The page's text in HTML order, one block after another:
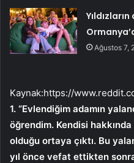
Ağustos 7,
Kaynak:https://
1. “Evlendiğim adamın
öğrendim. Kendisi
olduğu ortaya çıktı. Bu
yıl önce vefat ettikten